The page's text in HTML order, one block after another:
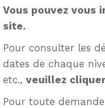
Vous pouvez vous
site.
Pour consulter les
dates de chaque
etc., veuillez
Pour toute